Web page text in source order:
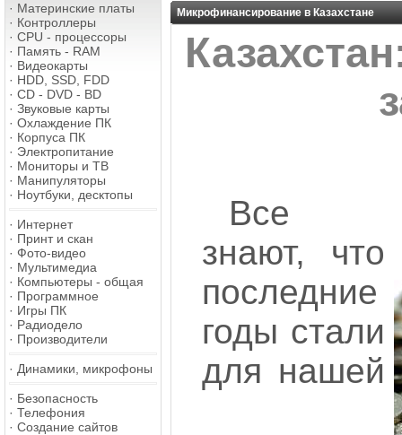
· Материнские платы
· Контроллеры
· CPU - процессоры
· Память - RAM
· Видеокарты
· HDD, SSD, FDD
· CD - DVD - BD
· Звуковые карты
· Охлаждение ПК
· Корпуса ПК
· Электропитание
· Мониторы и ТВ
· Манипуляторы
· Ноутбуки, десктопы
· Интернет
· Принт и скан
· Фото-видео
· Мультимедиа
· Компьютеры - общая
· Программное
· Игры ПК
· Радиодело
· Производители
· Динамики, микрофоны
· Безопасность
· Телефония
· Создание сайтов
Микрофинансирование в Казахстане
Все
знают, что
последние
годы стали
для нашей